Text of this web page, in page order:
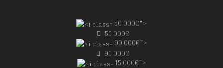
50 000€">
50 000€
90 000€">
90 000€
15 000€">